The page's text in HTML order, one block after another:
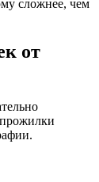
сложнее, чем
от